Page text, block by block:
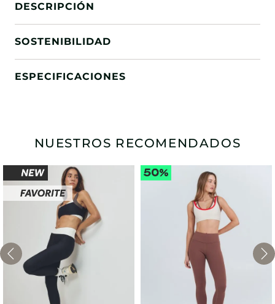
DESCRIPCIÓN
SOSTENIBILIDAD
ESPECIFICACIONES
NUESTROS RECOMENDADOS